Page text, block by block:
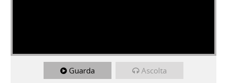
Guarda Ascolta